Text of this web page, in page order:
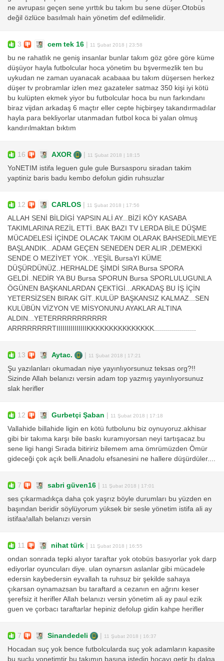
ne avrupası geçen sene yırttık bu takım bu sene düşer.Otobüs
değil özlüce basılmalı hain yönetim def edilmelidir.
3 cem tek 16 | 11 Şubat 2018 | 23:58
bu ne rahatlık ne geniş insanlar bunlar takım göz göre göre küme
düşüyor hayla futbolcular hoca yönetim bu bşvermezlik ten bu
uykudan ne zaman uyanacak acabaaa bu takım düşersen herkez
düşer tv probramlar izlen mez gazateler satmaz 350 kişi iyi kötü
bu kulüpten ekmek yiyor bu futbolcular hoca bu nun farkındanı
biraz vijdan arkadaş 6 maçtır eller cepte hiçbirşey takandırmadılar
hayla para bekliyorlar utanmadan futbol koca bi yalan olmuş
kandırılmaktan bıktım
16 AXOR | 11 Şubat 2018 | 18:15
YoNETIM istifa leguen gule gule Bursasporu siradan takim
yaptiniz baris badu kembo defolun gidin ruhsuzlar
12 CARLOS | 11 Şubat 2018 | 17:56
ALLAH SENİ BİLDİGİ YAPSIN ALİ AY...BİZİ KÖY KASABA
TAKIMLARINA REZİL ETTİ..BAK BAZI TV LERDA BİLE DÜŞME
MÜCADELESİ İÇİNDE OLACAK TAKIM OLARAK BAHSEDİLMEYE
BAŞLANDIK...ADAM GEÇEN SENEDEN DER ALIR ,DEMEKKİ
SENDE O MEZİYET YOK...YEŞİL BursaYI KÜME
DÜŞÜRDÜNÜZ..HERHALDE ŞİMDİ SIRA Bursa SPORA
GELDİ..NEDİR YA BU Bursa SPORUN Bursa SPORLULUGUNLA
ÖGÜNEN BAŞKANLARDAN ÇEKTİGİ...ARKADAŞ BU İŞ İÇİN
YETERSİZSEN BIRAK GİT..KULÜP BAŞKANSIZ KALMAZ...SEN
KULÜBÜN VİZYON VE MİSYONUNU AYAKLAR ALTINA
ALDIN...YETERRRRRRRRRRR
ARRRRRRRRTIIIIIIIIIIIIIIIKKKKKKKKKKKKKKK.....................
13 Aytac. | 11 Şubat 2018 | 17:21
Şu yazılanları okumadan niye yayınlıyorsunuz teksas org?!!
Sizinde Allah belanızı versin adam top yazmış yayınlıyorsunuz
slak herifler
12 Gurbetçi Şaban | 11 Şubat 2018 | 17:18
Vallahide billahide ligin en kötü futbolunu biz oynuyoruz.akhisar
gibi bir takıma karşı bile baskı kuramıyorsan neyi tartışacaz.bu
sene ligi hangi Sırada bitiririz bilemem ama ömrümüzden Ömür
gideceği çok açık belli.Anadolu efsanesini ne hallere düşürdüler....
7 sabri güven16 | 11 Şubat 2018 | 17:01
ses çıkarmadıkça daha çok yaşrız böyle durumları bu yüzden en
başından beridir söylüyorum yüksek bir sesle yönetim istifa ali ay
istifaa!allah belanızı versin
11 nihat türk | 11 Şubat 2018 | 16:55
ondan sonrada tepki alıyor taraftar yok otobüs basıyorlar yok darp
ediyorlar oyuncuları diye. ulan oynarsın aslanlar gibi mücadele
edersin kaybedersin eyvallah ta ruhsuz bir şekilde sahaya
çıkarsan oynamazsan bu taraftard a cezanın en ağrını keser
şerefsiz it herifler Allah belanızı versin yönetim ali ay paul ezik
guen ve çorbacı taraftarlar hepiniz defolup gidin kahpe herifler
7 Sinandedeli | 11 Şubat 2018 | 16:37
Hocadan suç yok bence futbolcularda suç yok adamların kapasite
bu suçlu yonetimtir bu takımın başına istedin hocayı getir bı dalga